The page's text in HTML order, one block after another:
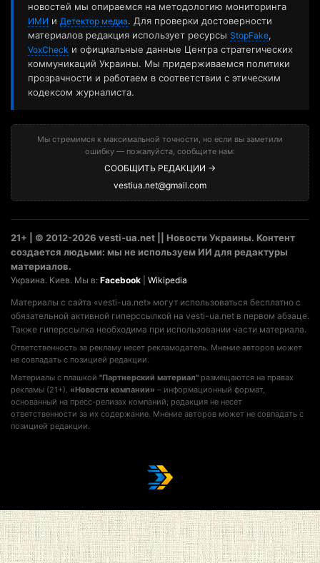
новостей мы опираемся на методологию мониторинга
ИМИ и Детектор медиа. Для проверки достоверности
материалов редакция использует ресурсы StopFake,
VoxCheck и официальные данные Центра стратегических
коммуникаций Украины. Мы придерживаемся политики
прозрачности и работаем в соответствии с этическим
кодексом журналиста.
Мы стремимся к максимальной точности, но если вы заметили
ошибку — пожалуйста, сообщите нам:
СООБЩИТЬ РЕДАКЦИИ →
vestiua.net@gmail.com
21+ | © 2012-2026 vesti-ua.net || Новости Украины. Контент
создается людьми: мы не используем ИИ для редактуры
материалов.
Украина. Киев. Мы в: Facebook Wikipedia
Материалы с сайта «vesti-ua.net» могут использоваться бесплатно с
обязательной активной гиперссылкой на vesti-ua.net в первом абзаце.
Также гиперссылка необходима при использовании части материала.
Ответственность за рекламу несет рекламодатель. Мнение авторов может
не совпадать с позицией редакции.
Материалы с плашкой "Партнерский материал" размещаются на правах
рекламы (21+). «Новости компании» – информационный формат,
основанный на пресс-релизах компаний; редакция не несет
ответственности за их содержание. Мнение авторов может не совпадать с
позицией редакции.